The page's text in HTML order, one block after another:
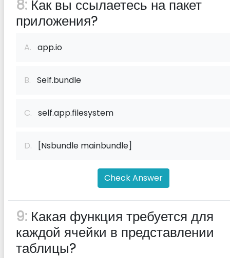
8: Как вы ссылаетесь на пакет
приложения?
A. app.io
B. Self.bundle
C. self.app.filesystem
D. [Nsbundle mainbundle]
Check Answer
9: Какая функция требуется для
каждой ячейки в представлении
таблицы?